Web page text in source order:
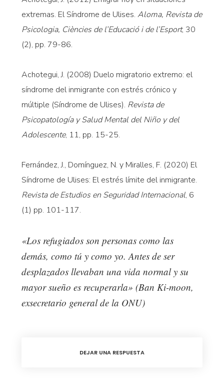
extremas. El Síndrome de Ulises. Aloma, Revista de
Psicologia, Ciències de l’Educació i de l’Esport, 30
(2), pp. 79-86.
Achotegui, J. (2008) Duelo migratorio extremo: el
síndrome del inmigrante con estrés crónico y
múltiple (Síndrome de Ulises). Revista de
Psicopatología y Salud Mental del Niño y del
Adolescente, 11, pp. 15-25.
Fernández, J., Domínguez, N. y Miralles, F. (2020) El
Síndrome de Ulises: El estrés límite del inmigrante.
Revista de Estudios en Seguridad Internacional, 6
(1) pp. 101-117.
«Los refugiados son personas como las
demás, como tú y como yo. Antes de ser
desplazados llevaban una vida normal y su
mayor sueño es recuperarla» (Ban Ki-moon,
exsecretario general de la ONU)
DEJAR UNA RESPUESTA